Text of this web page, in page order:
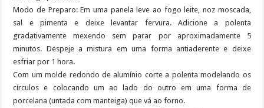
Modo de Preparo: Em uma panela leve ao fogo leite, noz moscada,
sal e pimenta e deixe levantar fervura. Adicione a polenta
gradativamente mexendo sem parar por aproximadamente 5
minutos. Despeje a mistura em uma forma antiaderente e deixe
esfriar por 1 hora.
Com um molde redondo de alumínio corte a polenta modelando os
círculos e colocando um ao lado do outro em uma forma de
porcelana (untada com manteiga) que vá ao forno.